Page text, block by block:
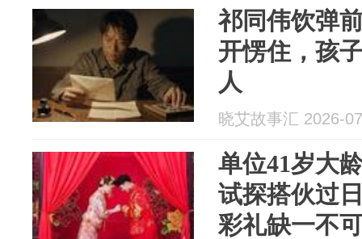
祁同伟饮弹
开愣住，孩
人
晓艾故事汇 2026-
单位41岁大
试探搭伙过
彩礼缺一不